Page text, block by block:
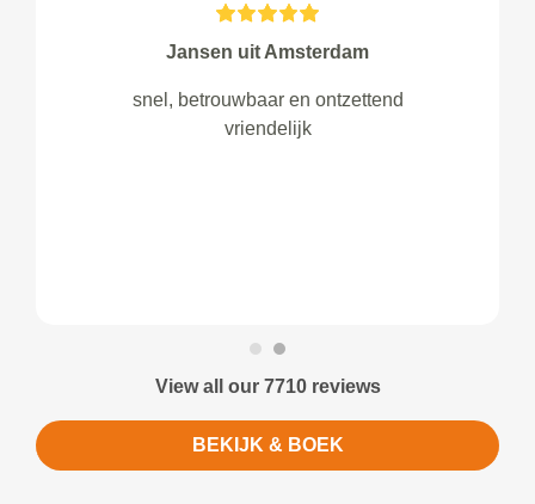
Jansen uit Amsterdam
snel, betrouwbaar en ontzettend
vriendelijk
View all our 7710 reviews
BEKIJK & BOEK